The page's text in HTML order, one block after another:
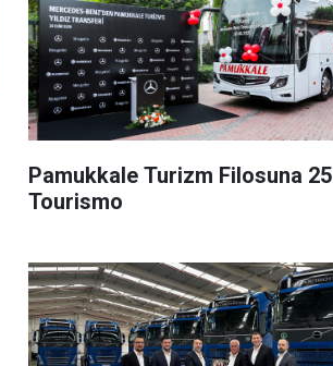
Pamukkale Turizm Filosuna 25
Tourismo